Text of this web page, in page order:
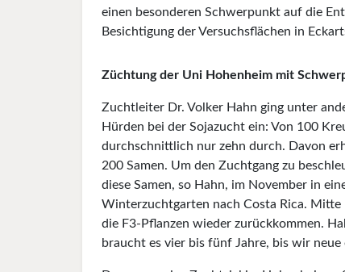
einen besonderen Schwerpunkt auf die
Besichtigung der Versuchsflächen in
Züchtung der Uni Hohenheim mit
Zuchtleiter Dr. Volker Hahn ging unter
Hürden bei der Sojazucht ein: Von 100
durchschnittlich nur zehn durch. Davon
200 Samen. Um den Zuchtgang zu
diese Samen, so Hahn, im November in
Winterzuchtgarten nach Costa Rica. Mitte
die F3-Pflanzen wieder zurückkommen.
braucht es vier bis fünf Jahre, bis wir neue